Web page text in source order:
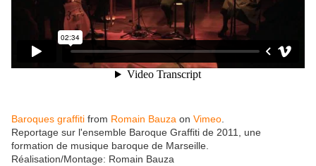
Baroques graffiti from Romain Bauza on Vimeo
Reportage sur l'ensemble Baroque Graffiti de 2011, une
formation de musique baroque de Marseille.
Réalisation/Montage: Romain Bauza